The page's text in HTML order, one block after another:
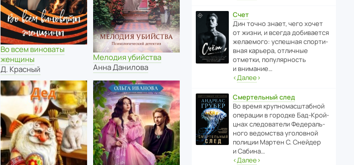
Во всем виноваты
женщины
Д. Красный
Мелодия убийства
Анна Данилова
Счет
Дин точно знает, чего хочет
от жизни, и всегда доби­ва­ется
жела­е­мого: успе­шная спор­ти­
вная карьера, отли­чные
отметки, попу­ля­р­ность
и внимание…
‹Далее›
Смертельный след
Во время круп­но­мас­ш­та­бной
операции в городке Бад‑Крой­
цнах следо­ва­тели Феде­раль­
ного ведомства уголо­вной
полиции Мартен С. Снейдер
и Сабина…
‹Далее›